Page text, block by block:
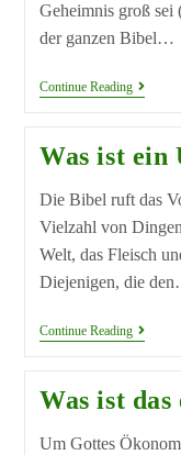
Geheimnis groß
der ganzen Bibel…
Continue Reading
Was ist ein
Die Bibel ruft das
Vielzahl von
Welt, das Fleisch
Diejenigen, die
Continue Reading
Was ist das
Um Gottes